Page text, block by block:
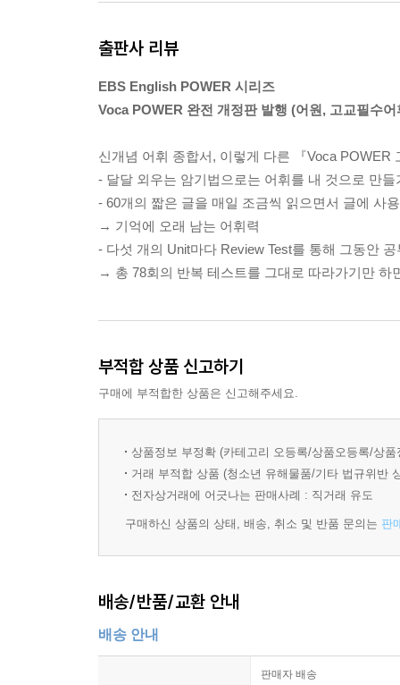
UNIT 12 Being Eco with Five R’s
UNIT 14 The Birth of Safe Elevators
UNIT 15 Exploring Antarctica
UNIT 16 Columbus’s Young Crew Members
UNIT 17 The Blind Spot in the Research of Ocean
UNIT 18 Computers Save the World’s Artworks
UNIT 19 Sense of Fairness Governing the Human
UNIT 20 Creating: Equally Natural to Our Animal
Review Test 4
UNIT 22 Don’t Ignore Distractions!
UNIT 23 Health Anxiety Felt by Medical Students
UNIT 24 Language: An Evolutionary Product
UNIT 25 Who Are Behind the Scenes?
Review Test 5
UNIT 26 The New Two-Way Media
UNIT 29 How the Slump in Raisin Sales Was
Review Test 6
Progress Test 3
UNIT 31 Smaller, Innovative Firms Beat Large
출판사 리뷰
EBS English POWER 시리즈
Voca POWER 완전 개정판 발행 (어원, 고교필수어
신개념 어휘 종합서, 이렇게 다른 『Voca POWER
- 달달 외우는 암기법으로는 어휘를 내 것으로 만
- 60개의 짧은 글을 매일 조금씩 읽으면서 글에 사
→ 기억에 오래 남는 어휘력
- 다섯 개의 Unit마다 Review Test를 통해 그동안
→ 총 78회의 반복 테스트를 그대로 따라가기만 하
부적합 상품 신고하기
구매에 부적합한 상품은 신고해주세요.
상품정보 부정확 (카테고리 오등록/상품오등록/상
거래 부적합 상품 (청소년 유해물품/기타 법규위반
전자상거래에 어긋나는 판매사례 : 직거래 유도
구매하신 상품의 상태, 배송, 취소 및 반품 문의는 판
배송/반품/교환 안내
배송 안내
판매자 배송